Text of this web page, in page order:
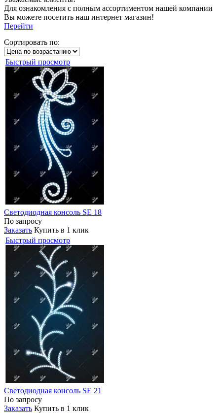
Для ознакомления с полным ассортиментом нашей компании
Вы можете посетить наш интернет магазин!
Перейти
Сортировать по:
Быстрый просмотр
Светодиодная консоль SE 18
По запросу
Заказать Купить в 1 клик
Быстрый просмотр
Светодиодная консоль SE 21
По запросу
Заказать Купить в 1 клик